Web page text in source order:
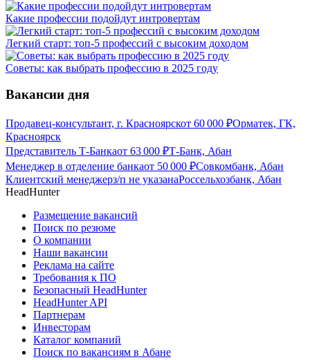
Какие профессии подойдут интровертам
Легкий старт: топ-5 профессий с высоким доходом
Советы: как выбрать профессию в 2025 году
Вакансии дня
Продавец-консультант, г. Красноярскот 60 000 ₽Орматек, ГК,
Красноярск
Представитель Т-Банкаот 63 000 ₽Т-Банк, Абан
Менеджер в отделение банкаот 50 000 ₽Совкомбанк, Абан
Клиентский менеджерз/п не указанаРоссельхозбанк, Абан
HeadHunter
Размещение вакансий
Поиск по резюме
О компании
Наши вакансии
Реклама на сайте
Требования к ПО
Безопасный HeadHunter
HeadHunter API
Партнерам
Инвесторам
Каталог компаний
Поиск по вакансиям в Абане